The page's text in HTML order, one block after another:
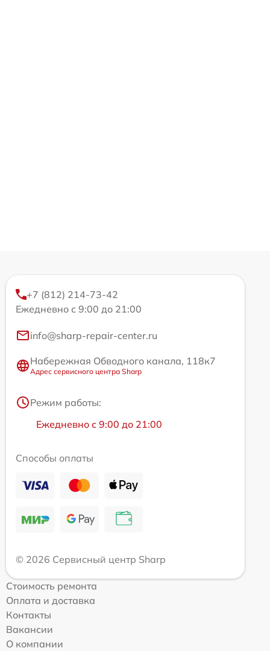
+7 (812) 214-73-42
Ежедневно с 9:00 до 21:00
info@sharp-repair-center.ru
Набережная Обводного канала, 118к7
Адрес сервисного центра Sharp
Режим работы:
Ежедневно с 9:00 до 21:00
Способы оплаты
© 2026 Сервисный центр Sharp
Стоимость ремонта
Оплата и доставка
Контакты
Вакансии
О компании